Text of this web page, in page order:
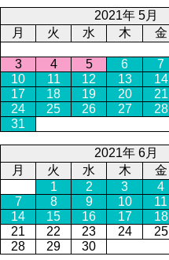
2021年 5月
月
火 水 木 金
3
4 5 6 7
10
11 12 13 14
17
18 19 20 21
24
25 26 27 28
31
2021年 6月
月
火 水 木 金
1
2 3 4
7
8 9 10 11
14
15 16 17 18
21
22 23 24 25
28
29 30